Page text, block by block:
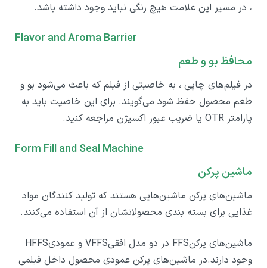
، در مسیر این علامت هیچ رنگی نباید وجود داشته باشد.
Flavor and Aroma Barrier
محافظ بو و طعم
در فیلم‌های چاپی ، به خاصیتی از فیلم که باعث می‌شود بو و
طعم محصول حفظ شود می‌گویند. برای این خاصیت باید به
پارامتر OTR یا ضریب عبور اکسیژن مراجعه کنید.
Form Fill and Seal Machine
ماشین پرکن
ماشین‌های پرکن ماشین‌هایی هستند که تولید کنندگان مواد
غذایی برای بسته بندی محصولاتشان از آن استفاده می‌کنند.
ماشین‌های پرکنFFS در دو مدل افقیVFFS و عمودیHFFS
وجود دارند.در ماشین‌های پرکن عمودی محصول داخل فیلمی